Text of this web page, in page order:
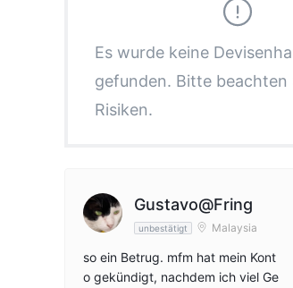
5
6
8
9
98
Es wurde keine
gefunden. Bitte beachten
Risiken.
Gustavo@Fring
unbestätigt Malaysia
so ein Betrug. mfm hat mein Kont
o gekündigt, nachdem ich viel Ge